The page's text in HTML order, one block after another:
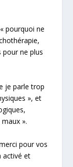
«pourquoi ne
ne plus
je parle trop
», et
maux ».
pour vos
activé et